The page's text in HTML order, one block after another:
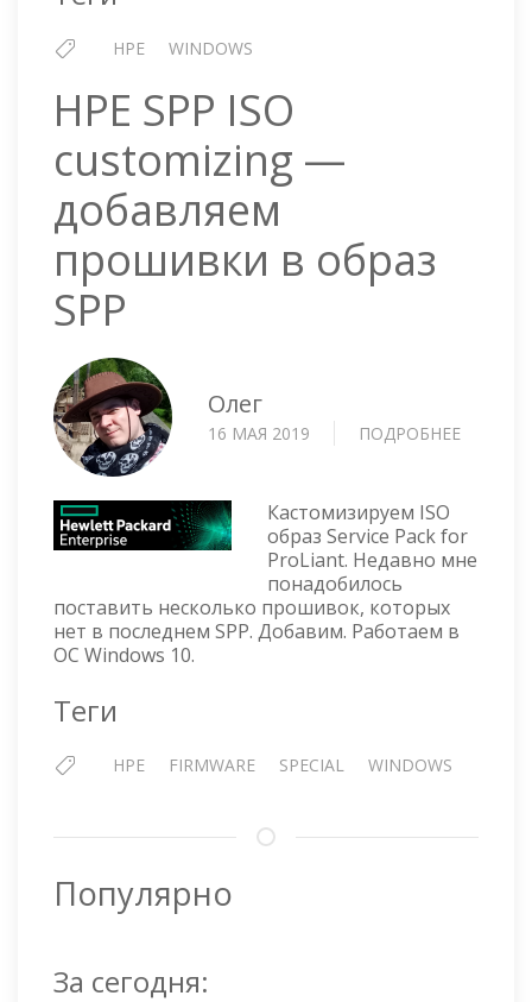
HPE WINDOWS
HPE SPP ISO
customizing —
добавляем
прошивки в образ
SPP
Олег
16 МАЯ 2019 ПОДРОБНЕЕ
—
Кастомизируем ISO
образ Service Pack for
ProLiant. Недавно мне
понадобилось
поставить несколько прошивок, которых
нет в последнем SPP. Добавим. Работаем в
ОС Windows 10.
Теги
HPE FIRMWARE SPECIAL WINDOWS
Популярно
За сегодня: